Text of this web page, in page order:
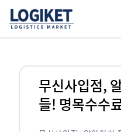
무신사입점,
들! 명목수수